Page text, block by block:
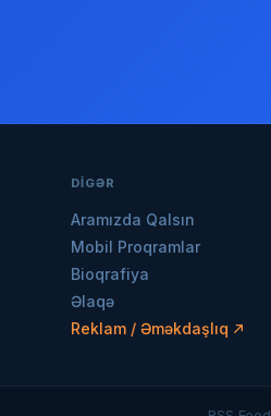
DIGƏR
Aramızda Qalsın
Mobil Proqramlar
Bioqrafiya
Əlaqə
Reklam / Əməkdaşlıq